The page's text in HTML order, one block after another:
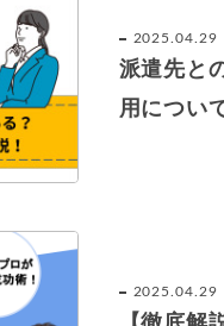
2025.04.29
派遣先と
用につい
2025.04.29